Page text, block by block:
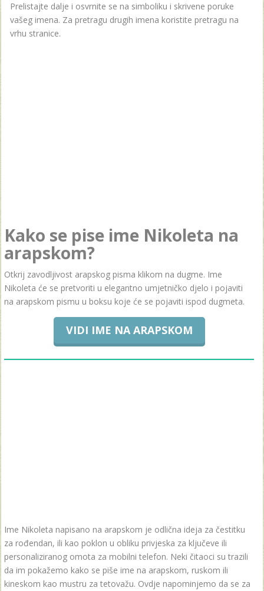
Prelistajte dalje i osvrnite se na simboliku i skrivene poruke
vašeg imena. Za pretragu drugih imena koristite pretragu na
vrhu stranice.
Kako se pise ime Nikoleta na
arapskom?
Otkrij zavodljivost arapskog pisma klikom na dugme. Ime
Nikoleta će se pretvoriti u elegantno umjetničko djelo i pojaviti
na arapskom pismu u boksu koje će se pojaviti ispod dugmeta.
VIDI IME NA ARAPSKOM
Ime Nikoleta napisano na arapskom je odlična ideja za čestitku
za rođendan, ili kao poklon u obliku privjeska za ključeve ili
personaliziranog omota za mobilni telefon. Neki čitaoci su trazili
da im pokažemo kako se piše ime na arapskom, ruskom ili
kineskom kao mustru za tetovažu. Ovdje napominjemo da se za